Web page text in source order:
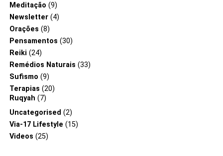
Meditação (9)
Newsletter(4)
Orações (8)
Pensamentos (30)
Reiki (24)
Remédios Naturais (33)
Sufismo (9)
Terapias (20)
Ruqyah (7)
Uncategorised (2)
Via-17 Lifestyle (15)
Videos (25)